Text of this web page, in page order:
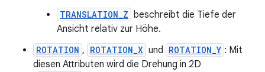
TRANSLATION_Z beschreibt die Tiefe der
Ansicht relativ zur Höhe.
ROTATION , ROTATION_X und ROTATION_Y : Mit
diesen Attributen wird die Drehung in 2D